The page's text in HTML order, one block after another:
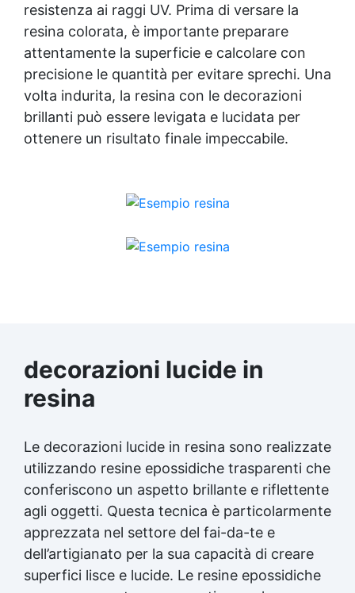
resistenza ai raggi UV. Prima di versare la
resina colorata, è importante preparare
attentamente la superficie e calcolare con
precisione le quantità per evitare sprechi. Una
volta indurita, la resina con le decorazioni
brillanti può essere levigata e lucidata per
ottenere un risultato finale impeccabile.
decorazioni lucide in
resina
Le decorazioni lucide in resina sono realizzate
utilizzando resine epossidiche trasparenti che
conferiscono un aspetto brillante e riflettente
agli oggetti. Questa tecnica è particolarmente
apprezzata nel settore del fai-da-te e
dell’artigianato per la sua capacità di creare
superfici lisce e lucide. Le resine epossidiche